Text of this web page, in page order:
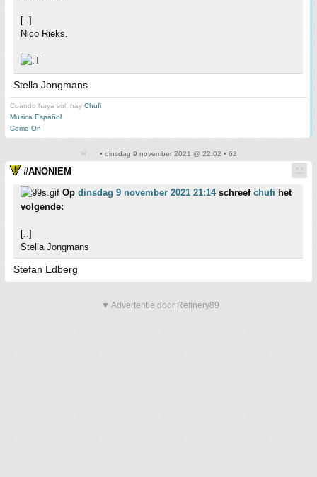
[..]
Nico Rieks.
Stella Jongmans
Cuando haya sol, hay Chufi
Musica Español
Come On
• dinsdag 9 november 2021 @ 22:02 • 62
#ANONIEM
Op dinsdag 9 november 2021 21:14schreef chufi het
volgende:
[..]
Stella Jongmans
Stefan Edberg
▼ Advertentie door Refinery89